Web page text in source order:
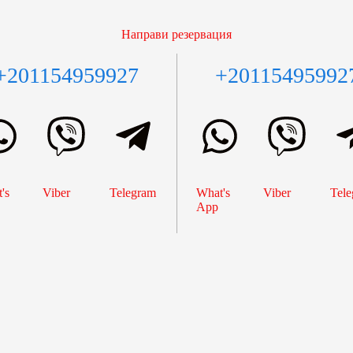
Направи резервация
Viber Telegram
What's
App
Viber